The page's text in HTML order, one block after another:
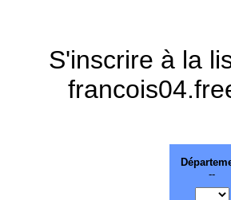
S'inscrire à la
--